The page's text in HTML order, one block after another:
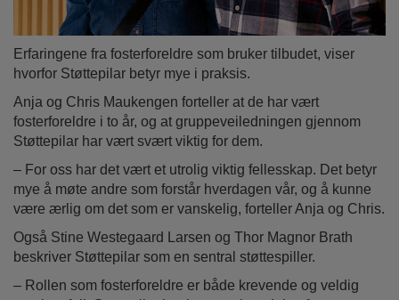
Erfaringene fra fosterforeldre som bruker tilbudet, viser
hvorfor Støttepilar betyr mye i praksis.
Anja og Chris Maukengen forteller at de har vært
fosterforeldre i to år, og at gruppeveiledningen gjennom
Støttepilar har vært svært viktig for dem.
– For oss har det vært et utrolig viktig fellesskap. Det betyr
mye å møte andre som forstår hverdagen vår, og å kunne
være ærlig om det som er vanskelig, forteller Anja og Chris.
Også Stine Westegaard Larsen og Thor Magnor Brath
beskriver Støttepilar som en sentral støttespiller.
– Rollen som fosterforeldre er både krevende og veldig